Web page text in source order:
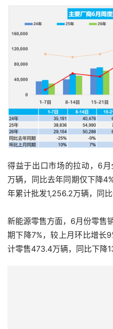
得益于出口市场的拉动，6
万辆，同比去年同期仅下降
年累计批发1,256.2万辆，同比
新能源零售方面，6月份零售
期下降7%，较上月环比增长
计零售473.4万辆，同比下降